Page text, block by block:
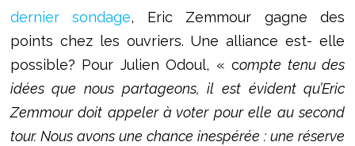
dernier sondage, Eric Zemmour gagne des
points chez les ouvriers. Une alliance est- elle
possible? Pour Julien Odoul, « compte tenu des
idées que nous partageons, il est évident qu’Eric
Zemmour doit appeler à voter pour elle au second
tour. Nous avons une chance inespérée : une réserve